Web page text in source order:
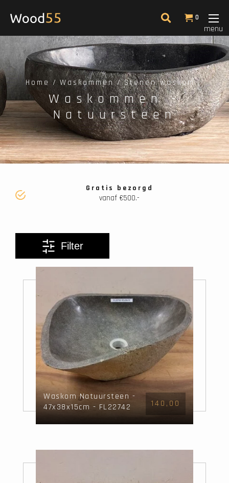
0
menu
Home Waskommen Stenen waskom
Waskommen -
Natuursteen
Gratis bezorgd
vanaf €500.-
Filter
Laagste prijs
14
Filter
Waskom Natuursteen -
47x38x15cm - FL22742
140,00